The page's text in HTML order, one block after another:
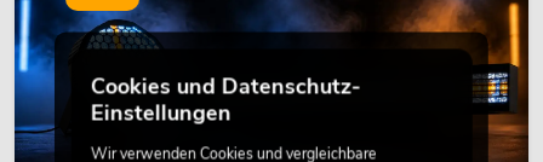
Cookies und Datenschutz-
Einstellungen
Wir verwenden Cookies und vergleichbare